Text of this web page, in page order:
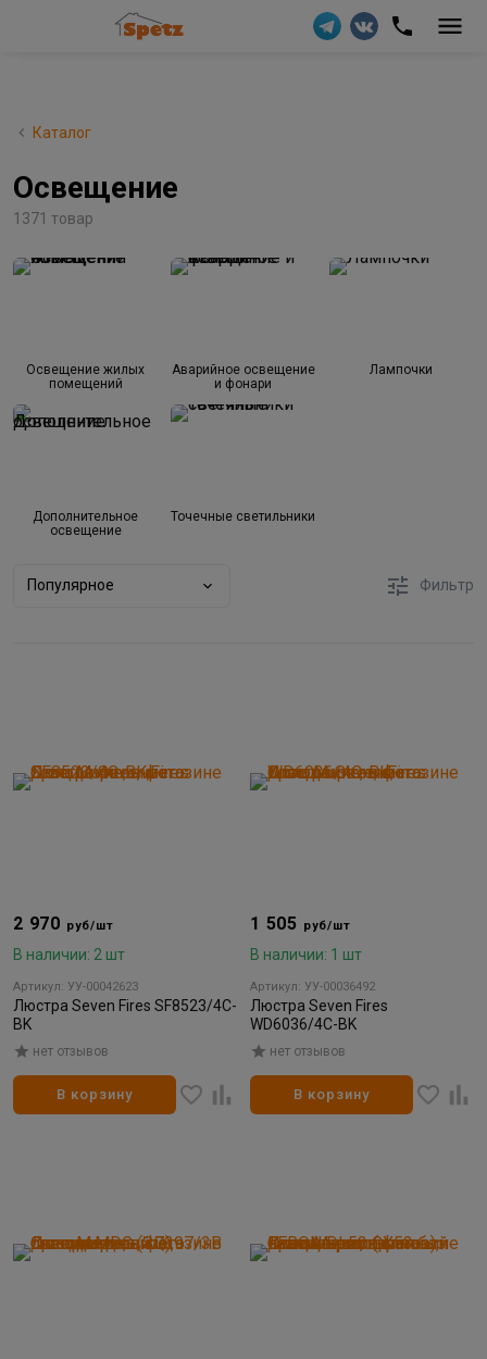
Каталог
Освещение
1371 товар
Освещение жилых
помещений
Аварийное освещение
и фонари
Лампочки
Дополнительное
освещение
Точечные светильники
Популярное Фильтр
2 970 руб/шт
В наличии: 2 шт
Артикул: УУ-00042623
Люстра Seven Fires SF8523/4C-
BK
нет отзывов
В корзину
1 505 руб/шт
В наличии: 1 шт
Артикул: УУ-00036492
Люстра Seven Fires
WD6036/4C-BK
нет отзывов
В корзину